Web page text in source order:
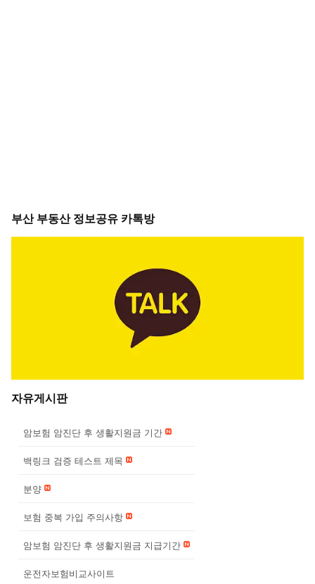
부산 부동산 정보공유 카톡방
자유게시판
암보험 암진단 후 생활지원금 기간
백링크 검증 테스트 제목
분양
보험 중복 가입 주의사항
암보험 암진단 후 생활지원금 지급기간
운전자보험비교사이트